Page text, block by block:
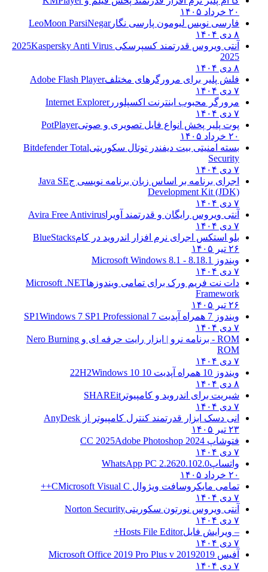
۲۰ خرداد ۱۴۰۵
فارسی نویس لیومون پارسی نگارLeoMoon ParsiNegar
۸ دی ۱۴۰۴
آنتی ویروس قدرتمند کسپرسکی 2025 Kaspersky Anti Virus
2025
۸ دی ۱۴۰۴
فلش پلیر برای مرورگرهای مختلفAdobe Flash Player
۷ دی ۱۴۰۴
مرورگر محبوب اینترنت اکسپلوررInternet Explorer
۷ دی ۱۴۰۴
پوت پلیر پخش انواع فایل تصویری و صوتیPotPlayer
۲۰ خرداد ۱۴۰۵
بسته امنیتی بیت دیفندر توتال سکوریتیBitdefender Total
Security
۷ دی ۱۴۰۴
اجرای برنامه بر اساس زبان برنامه نویسی جJava SE
Development Kit (JDK)
۷ دی ۱۴۰۴
آنتی ویروس رایگان و قدرتمند آویرا Avira Free Antivirus
۷ دی ۱۴۰۴
بلو استکس اجرای نرم افزار اندروید در کامBlueStacks
۲۶ تیر ۱۴۰۵
ویندوز 8.1
8.1 - Microsoft Windows 8.1
۷ دی ۱۴۰۴
دات نت فریم ورک برای تمامی ویندوزهاMicrosoft .NET
Framework
۲۶ تیر ۱۴۰۵
ویندوز 7 همراه آپدیت 7 SP1
Windows 7 SP1 Professional
۷ دی ۱۴۰۴
ROM - برنامه نرو | ابزار رایت حرفه ای و
Nero Burning
ROM
۷ دی ۱۴۰۴
ویندوز 10 همراه آپدیت 10 22H2
Windows 10
۸ دی ۱۴۰۴
شیریت برای اندروید و کامپیوتر SHAREit
۷ دی ۱۴۰۴
انی دسک ابزار قدرتمند کنترل کامپیوتر از AnyDesk
۲۳ تیر ۱۴۰۵
فتوشاپ CC 2025 Adobe Photoshop 2024
۷ دی ۱۴۰۴
واتساپWhatsApp PC 2.2620.102.0
۲۰ خرداد ۱۴۰۵
تمامی مایکروسافت ویژوال C Microsoft Visual C++
۷ دی ۱۴۰۴
آنتی ویروس نورتون سکوریتیNorton Security
۷ دی ۱۴۰۴
– ویرایش فایلHosts File Editor+
۷ دی ۱۴۰۴
آفیس 2019 2019 Microsoft Office 2019 Pro Plus v
۷ دی ۱۴۰۴